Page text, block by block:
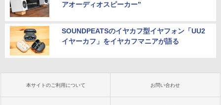
アオーディオスピーカー”
SOUNDPEATSのイヤカフ型イヤフォン「UU2
イヤーカフ」をイヤカフマニアが語る
本サイトのご利用について お問い合わせ